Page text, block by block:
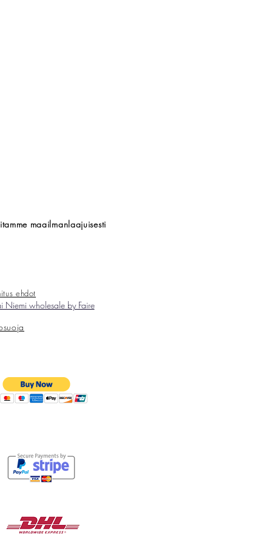
maailmanlaajuisesti
ehdot
Niemi wholesale by Faire